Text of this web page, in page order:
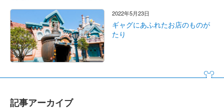
2022年5月23日
ギャグにあふれたお店のものが
たり
記事アーカイブ